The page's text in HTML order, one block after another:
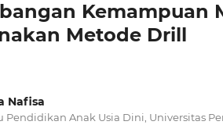
Kemampuan
Metode Drill
Nafisa
Pendidikan Anak Usia Dini, Universitas